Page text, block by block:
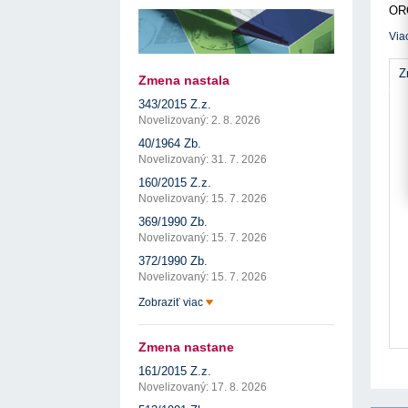
Týždenný súhrn výstupov ÚVO za 27. týždeň
17. 7. 2026
Úrad pre verejné obstarávanie
Zelené obstarávanie naráža na bariéry aj obavy
Predseda ÚVO prehodnotil rozhodnutia týkajúce sa
konfliktu záujmov
8. 7. 2026
prezentáciu kultúr...
22. 1. 2026
Otvorenie výzvy na
Viac
Zmena nastala
343/2015 Z.z.
Novelizovaný: 2. 8. 2026
40/1964 Zb.
Novelizovaný: 31. 7. 2026
160/2015 Z.z.
Novelizovaný: 15. 7. 2026
369/1990 Zb.
Novelizovaný: 15. 7. 2026
372/1990 Zb.
Novelizovaný: 15. 7. 2026
Zobraziť viac
Zmena nastane
161/2015 Z.z.
Novelizovaný: 17. 8. 2026